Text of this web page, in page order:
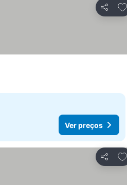
Ver preços